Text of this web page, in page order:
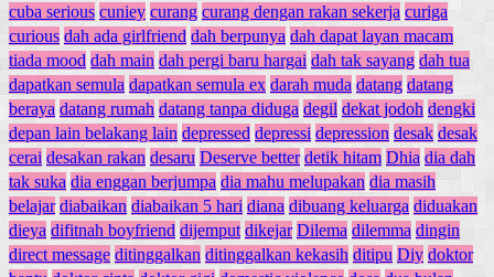
cuba serious cuniey curang curang dengan rakan sekerja curiga
curious dah ada girlfriend dah berpunya dah dapat layan macam
tiada mood dah main dah pergi baru hargai dah tak sayang dah tua
dapatkan semula dapatkan semula ex darah muda datang datang
beraya datang rumah datang tanpa diduga degil dekat jodoh dengki
depan lain belakang lain depressed depressi depression desak desak
cerai desakan rakan desaru Deserve better detik hitam Dhia dia dah
tak suka dia enggan berjumpa dia mahu melupakan dia masih
belajar diabaikan diabaikan 5 hari diana dibuang keluarga diduakan
dieya difitnah boyfriend dijemput dikejar Dilema dilemma dingin
direct message ditinggalkan ditinggalkan kekasih ditipu Diy doktor